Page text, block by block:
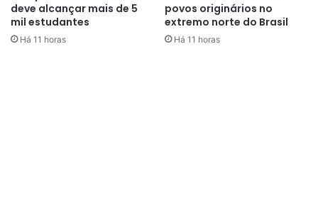
deve alcançar mais de 5
mil estudantes
Há 11 horas
povos originários no
extremo norte do Brasil
Há 11 horas